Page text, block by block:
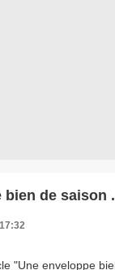
bien de saison .